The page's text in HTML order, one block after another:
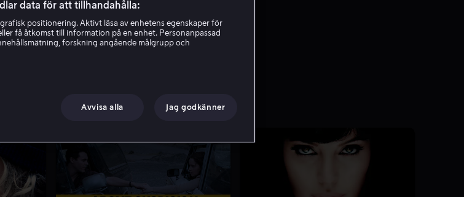
Noyce
Regissör Producent
data för att tillhandahålla:
positionering. Aktivt läsa av enhetens egenskaper för
få åtkomst till information på en enhet. Personanpassad
forskning angående målgrupp och
Avvisa alla Jag godkänner